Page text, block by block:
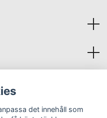
det innehåll som